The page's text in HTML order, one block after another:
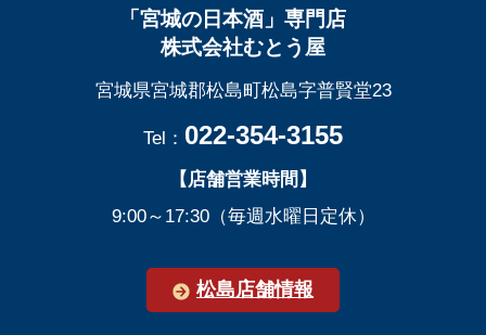
「宮城の日本酒」専門店
株式会社むとう屋
宮城県宮城郡松島町松島字普賢堂23
Tel： 022-354-3155
【店舗営業時間】
9:00～17:30（毎週水曜日定休）
松島店舗情報